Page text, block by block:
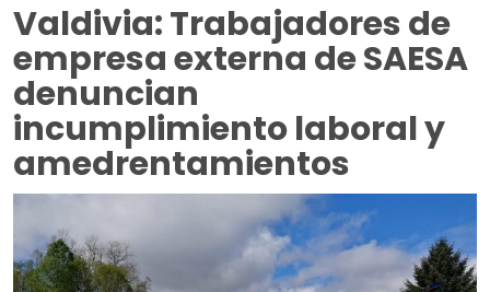
Valdivia: Trabajadores de
empresa externa de SAESA
denuncian
incumplimiento laboral y
amedrentamientos